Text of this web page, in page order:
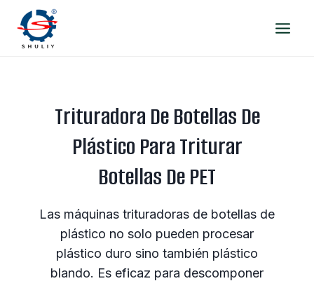
Saltar
contenido
Trituradora De Botellas De
Plástico Para Triturar
Botellas De PET
Las máquinas trituradoras de botellas de
plástico no solo pueden procesar
plástico duro sino también plástico
blando. Es eficaz para descomponer